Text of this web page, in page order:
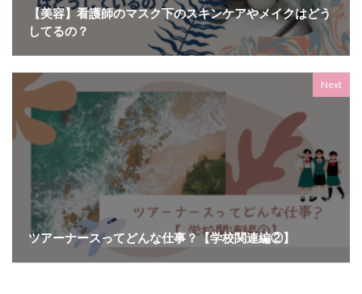
【美容】看護師のマスク下のスキンケアやメイクはどう
してるの？
Next
ツアーナースってどんな仕事？【学校関連編②】